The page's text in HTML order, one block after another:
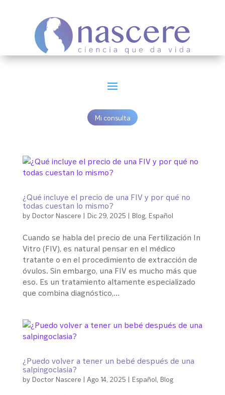
Mi consulta
¿Qué incluye el precio de una FIV y por qué no
todas cuestan lo mismo?
by Doctor Nascere | Dic 29, 2025 | Blog, Español
Cuando se habla del precio de una Fertilización In
Vitro (FIV), es natural pensar en el médico
tratante o en el procedimiento de extracción de
óvulos. Sin embargo, una FIV es mucho más que
eso. Es un tratamiento altamente especializado
que combina diagnóstico,...
¿Puedo volver a tener un bebé después de una
salpingoclasia?
by Doctor Nascere | Ago 14, 2025 | Español, Blog